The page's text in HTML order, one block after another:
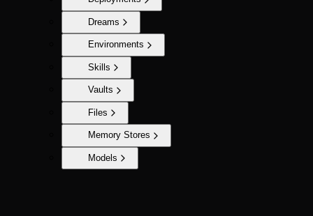
Dreams
Environments
Skills
Vaults
Files
Memory Stores
Models